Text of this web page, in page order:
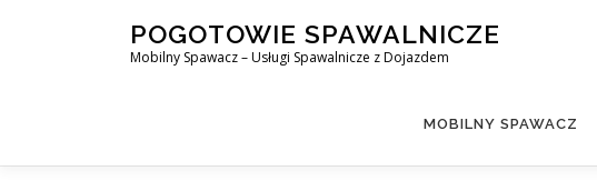
POGOTOWIE SPAWALNICZE
Mobilny Spawacz – Usługi Spawalnicze z Dojazdem
MOBILNY SPAWACZ